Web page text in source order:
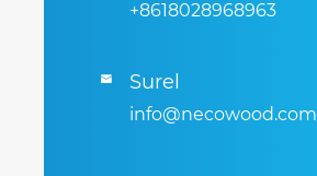
+8618028968963
 Surel
info@necowood.com